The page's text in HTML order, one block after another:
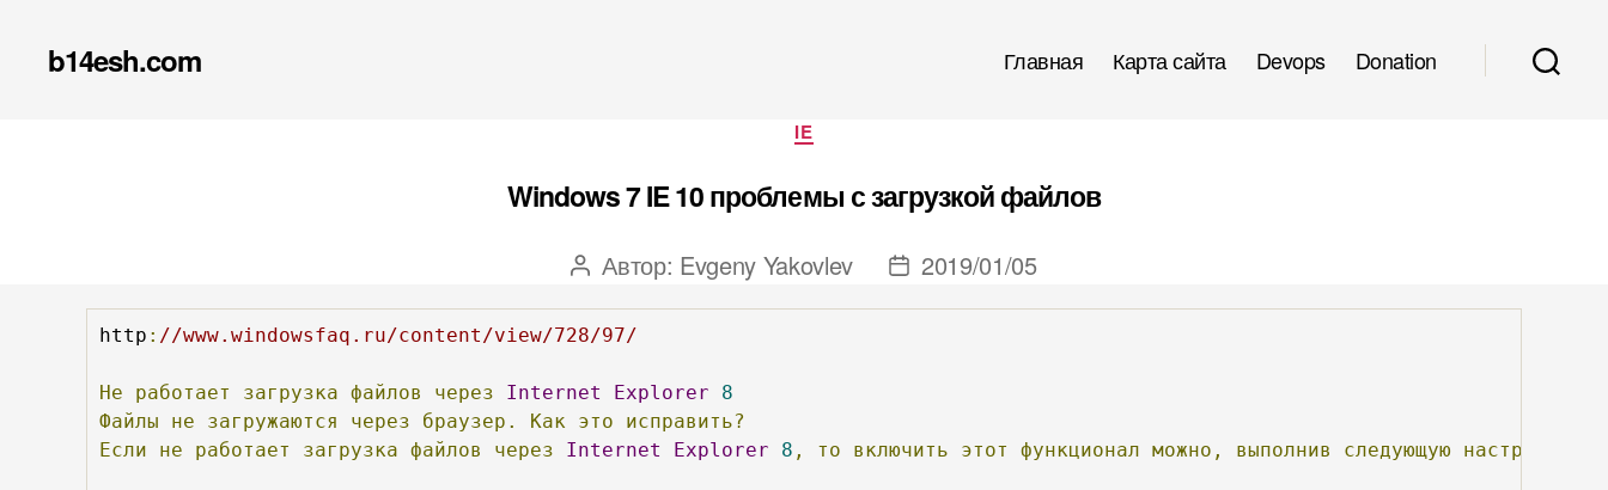
b14esh.com Главная Карта сайта Devops
Donation
Рубрики
IE
Windows 7 IE 10 проблемы с загрузкой файлов
Автор
записи
Автор: Evgeny Yakovlev
Дата
записи
2019/01/05
http : //www.windowsfaq.ru/content/view/728/97/
Не работает загрузка файлов через Internet Explorer
8
Файлы
не загружаются через браузер. Как это
исправить?
Если
не работает загрузка файлов через Internet Explorer 8 , то включить этот функционал можно, выполнив следующую настройку: